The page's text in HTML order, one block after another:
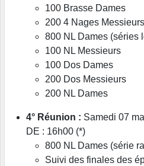
100 Brasse Dames
200 4 Nages Messieurs
800 NL Dames (séries
100 NL Messieurs
100 Dos Dames
200 Dos Messieurs
200 NL Dames
4° Réunion : Samedi 07
DE : 16h00 (*)
800 NL Dames (série
Suivi des finales des